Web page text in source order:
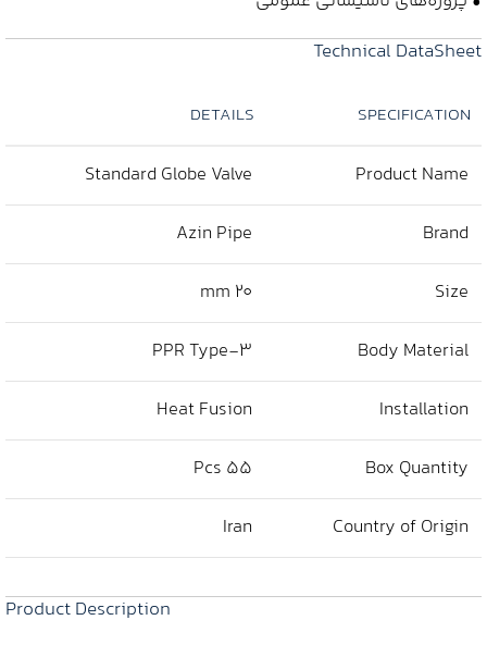
Technical DataSheet
SPECIFICATION
DETAILS
Product Name
Standard Globe Valve
Brand
Azin Pipe
Size
20 mm
Body Material
PPR Type‑3
Installation
Heat Fusion
Box Quantity
55 Pcs
Country of Origin
Iran
Product Description